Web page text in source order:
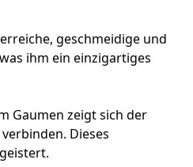
geschmeidige und
ihm ein einzigartiges
Gaumen zeigt sich der
Dieses